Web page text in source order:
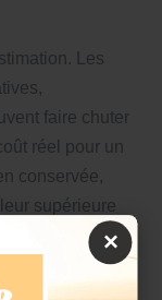
Les
faire chuter
réel pour un
conservée,
supérieure
×